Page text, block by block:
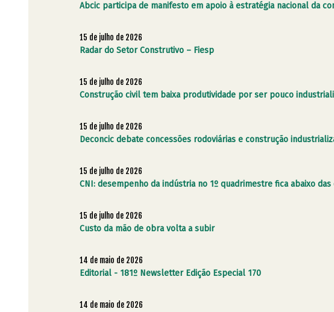
Abcic participa de manifesto em apoio à estratégia nacional da
15 de julho de 2026
Radar do Setor Construtivo – Fiesp
15 de julho de 2026
Construção civil tem baixa produtividade por ser pouco
15 de julho de 2026
Deconcic debate concessões rodoviárias e construção
15 de julho de 2026
CNI: desempenho da indústria no 1º quadrimestre fica abaixo
15 de julho de 2026
Custo da mão de obra volta a subir
14 de maio de 2026
Editorial - 181º Newsletter Edição Especial 170
14 de maio de 2026